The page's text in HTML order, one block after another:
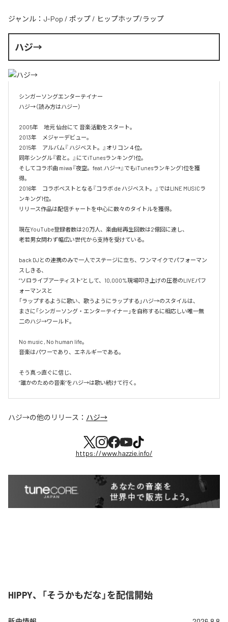
ジャンル： J-Pop / ポップ / ヒップホップ/ラップ
ハジ→
シンガーソングエンターテイナー
ハジ→（読み方はハジー）
2005年　地元 仙台にて 音楽活動をスタート。
2013年　メジャーデビュー。
2015年　アルバム『 ハジベスト。』オリコン４位。
同年シングル『君と。』にてiTunesランキング1位。
そしてコラボ曲 miwa『夜空。feat.ハジ→』でもiTunesランキング1位を獲
得。
2016年　コラボベストとなる『コラボ de ハジベスト。』ではLINE MUSICラ
ンキング1位。
リリース作品は配信チャートを中心に数々のタイトルを獲得。
現在YouTube登録者数は20万人、楽曲総再生回数は2億回に達し、
老若男女問わず幅広い世代から支持を受けている。
back DJとの連携のみで一人でステージに立ち、ワンマイクでパフォーマン
スしきる、
“ソロライブアーティスト”として、10,000%現場叩き上げの圧巻のLIVEパフ
ォーマンスと
「ラップするように歌い、歌うようにラップする」ハジ→のスタイルは、
まさに「シンガーソング・エンターテイナー」を自称するに相応しい唯一無
二のハジ→ワールド。
No music , No human life。
音楽はパワーであり、エネルギーである。
そう真っ直ぐに信じ、
ハジ→の他のリリース： ハジ→
https://www.hazzie.info/
HIPPY、「そうかもだな」を配信開始